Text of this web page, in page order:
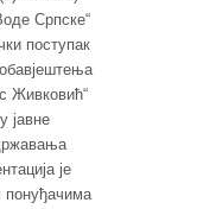
Српске“
поступак
Живковић“
јавне
је
понуђачима